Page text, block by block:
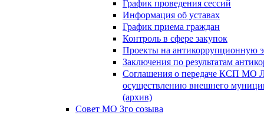
График проведения сессий
Информация об уставах
График приема граждан
Контроль в сфере закупок
Проекты на антикоррупционную
Заключения по результатам
Соглашения о передаче КСП МО
осуществлению внешнего
(архив)
Совет МО 3го созыва